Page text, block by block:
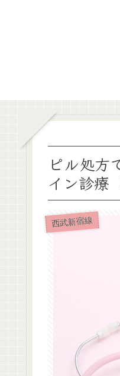
ピル処方
イン診療
西武新宿線